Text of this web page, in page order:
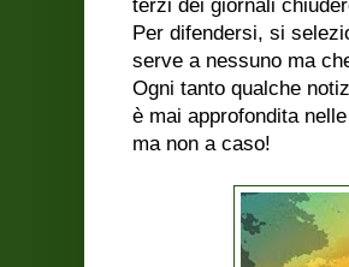
terzi dei giornali
Per difendersi, si
serve a nessuno ma
Ogni tanto qualche
è mai approfondita
ma non a caso!